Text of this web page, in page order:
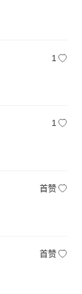
1
1
首赞
首赞